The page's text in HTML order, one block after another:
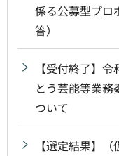
係る公募型プロ
答）
【受付終了】
とう芸能等業
ついて
【選定結果】